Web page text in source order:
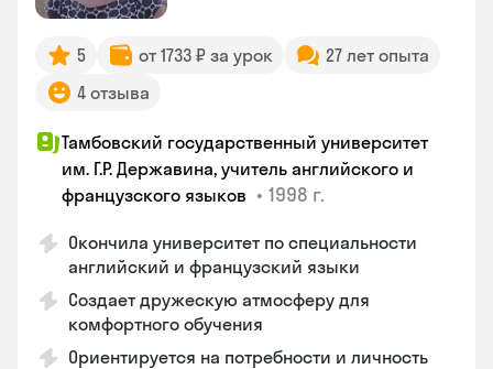
5 от 1733 ₽ за урок
27 лет опыта
4 отзыва
Тамбовский государственный университет
им. Г.Р. Державина, учитель английского и
французского языков • 1998 г.
Окончила университет по специальности
английский и французский языки
Создает дружескую атмосферу для
комфортного обучения
Ориентируется на потребности и личность